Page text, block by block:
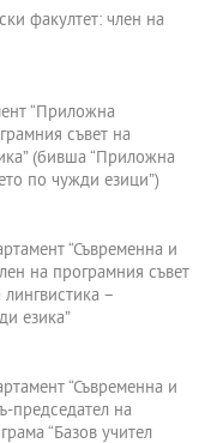
факултет: член на
“Приложна
съвет на
(бивша “Приложна
по чужди езици”)
“Съвременна и
на програмния съвет
–
езика”
“Съвременна и
председател на
“Базов учител